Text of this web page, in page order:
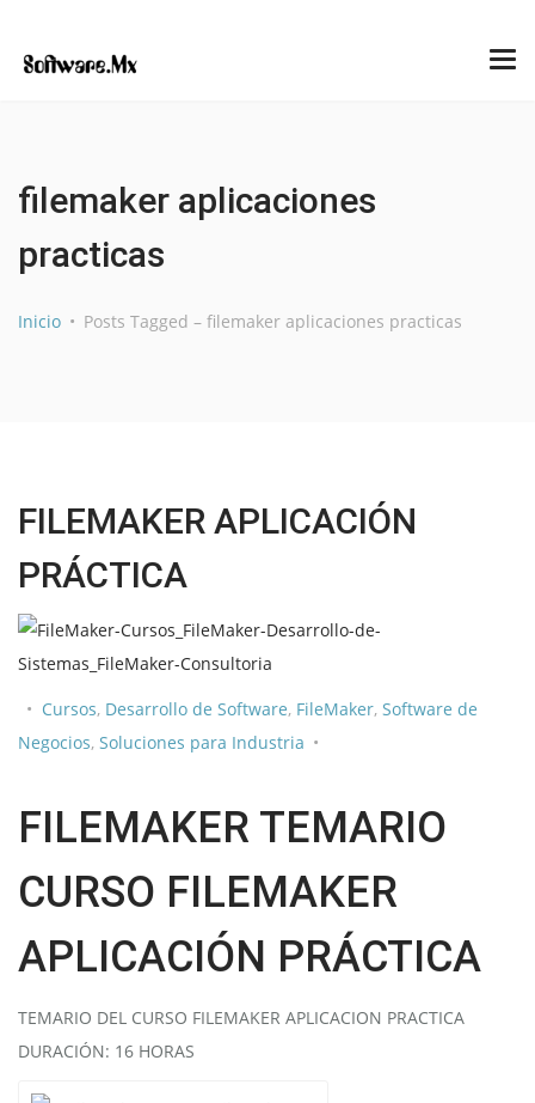
filemaker aplicaciones
practicas
Inicio Posts Tagged – filemaker aplicaciones practicas
FILEMAKER APLICACIÓN
PRÁCTICA
Cursos, Desarrollo de Software, FileMaker, Software de
Negocios, Soluciones para Industria
FILEMAKER TEMARIO
CURSO FILEMAKER
APLICACIÓN PRÁCTICA
TEMARIO DEL CURSO FILEMAKER APLICACION PRACTICA
DURACIÓN: 16 HORAS